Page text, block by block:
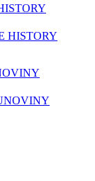
HISTORY